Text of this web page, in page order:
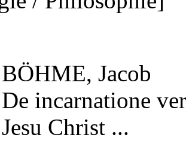
BÖHME, Jacob
De incarnatione
Jesu Christ ...